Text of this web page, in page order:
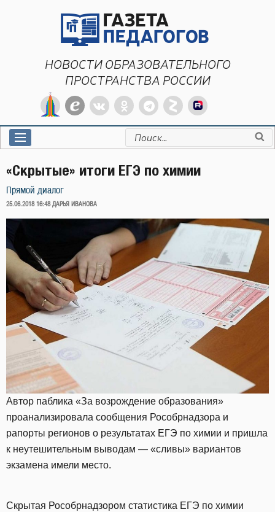
НОВОСТИ ОБРАЗОВАТЕЛЬНОГО
ПРОСТРАНСТВА РОССИИ
Искать:
«Скрытые» итоги ЕГЭ по химии
Прямой диалог
ОПУБЛИКОВАНО
25.06.2018 16:48 ДАРЬЯ ИВАНОВА
Автор паблика «За возрождение образования»
проанализировала сообщения Рособрнадзора и
рапорты регионов о результатах ЕГЭ по химии и пришла
к неутешительным выводам — «сливы» вариантов
экзамена имели место.
Скрытая Рособрнадзором статистика ЕГЭ по химии